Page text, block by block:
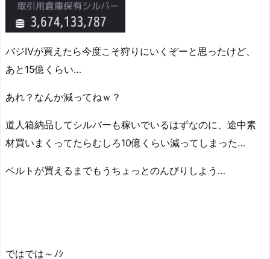
バジⅣが買えたら今度こそ狩りにいくぞーと思ったけど、
あと15億くらい…
あれ？なんか減ってねｗ？
道人箱納品してシルバーも稼いでいるはずなのに、途中素
材買いまくってたらむしろ10億くらい減ってしまった…
ベルトが買えるまでもうちょっとのんびりしよう…
ではでは～ﾉｼ